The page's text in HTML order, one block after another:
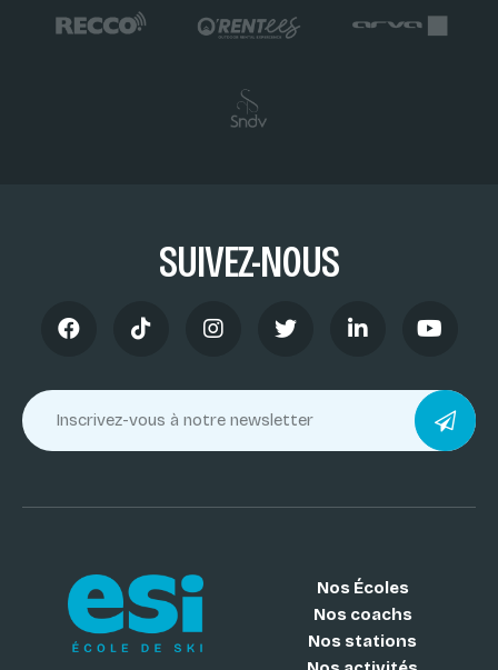
SUIVEZ-NOUS
Nos Écoles
Nos coachs
Nos stations